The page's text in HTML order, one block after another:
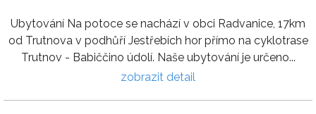
Ubytování Na potoce se nachází v obci Radvanice, 17km
od Trutnova v podhůří Jestřebích hor přímo na cyklotrase
Trutnov - Babiččino údolí. Naše ubytování je určeno...
zobrazit detail